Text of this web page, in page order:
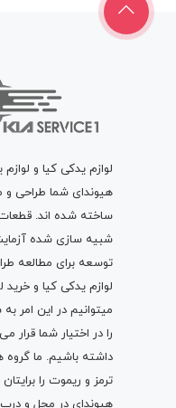
لوازم یدکی کیا و
هیوندای شما طراحی و
ساخته شده اند.
شبیه سازی شده
توسعه برای مطالعه
لوازم یدکی کیا و خرید
میتوانیم در این امر
را در اختیار شما
داشته باشیم. ما
ترمز و ریموت را
هیوندای در محل و